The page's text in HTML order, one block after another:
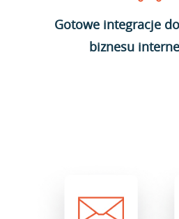
Gotowe integracje
biznesu